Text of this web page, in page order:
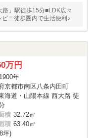
」駅徒歩15分■LDK広々
ニ徒歩圏内で生活便利♪
万円
年
京都市南区八条内田町
海道・山陽本線 西大路 徒
積 32.72㎡
積 63.40㎡
坪)